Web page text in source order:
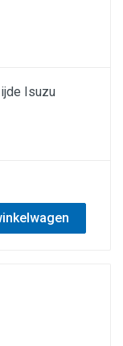
Isuzu